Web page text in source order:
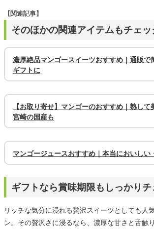
そのほかの関連アイテムもチェッ
【関連記事】
濃厚絶品マンゴースイーツおすすめ｜通販で
ギフトに
【お取り寄せ】マンゴーのおすすめ｜熟し
宮崎の国産も
マンゴージュースおすすめ｜本当においしい
ギフトなら賞味期限もしっかりチ
リッチな気分に浸れる贅沢スイーツとしても人
ン。その贅沢さに浸るなら、濃厚な甘さと舌触